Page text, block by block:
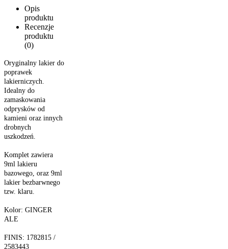
Opis
produktu
Recenzje
produktu
(0)
Oryginalny lakier do
poprawek
lakierniczych.
Idealny do
zamaskowania
odprysków od
kamieni oraz innych
drobnych
uszkodzeń.
Komplet zawiera
9ml lakieru
bazowego, oraz 9ml
lakier bezbarwnego
tzw. klaru.
Kolor: GINGER
ALE
FINIS: 1782815 /
2583443